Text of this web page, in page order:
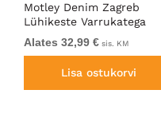
Motley Denim Zagreb
Lühikeste Varrukatega
Särk Must
Alates 32,99 € sis. KM
Lisa ostukorvi